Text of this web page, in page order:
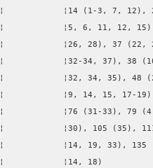
¦            ¦14 (1-3, 7,
¦            ¦5, 6, 11, 12,
¦            ¦26, 28), 37
¦            ¦32-34, 37), 38
¦            ¦32, 34, 35),
¦            ¦9, 14, 15, 17-
¦            ¦76 (31-33), 79
¦            ¦30), 105 (35),
¦            ¦14, 19, 33),
¦            ¦14, 18)